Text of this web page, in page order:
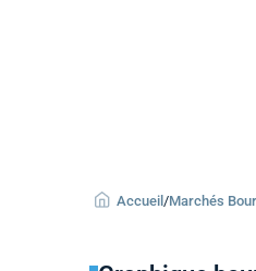
Accueil /Marchés